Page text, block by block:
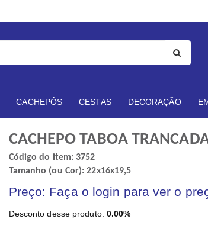
CACHEPÔS CESTAS DECORAÇÃO
CACHEPO TABOA
Código do item: 3752
Tamanho (ou Cor): 22x16x19,5
Preço: Faça o login para ver o
Desconto desse produto: 0.00%